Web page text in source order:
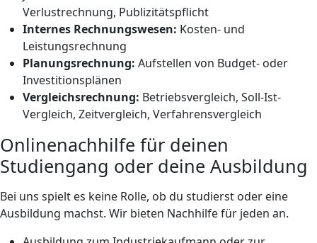
Verlustrechnung, Publizitätspflicht
Internes Rechnungswesen: Kosten- und
Leistungsrechnung
Planungsrechnung: Aufstellen von Budget- oder
Investitionsplänen
Vergleichsrechnung: Betriebsvergleich, Soll-Ist-
Vergleich, Zeitvergleich, Verfahrensvergleich
Onlinenachhilfe für deinen
Studiengang oder deine Ausbildung
Bei uns spielt es keine Rolle, ob du studierst oder eine
Ausbildung machst. Wir bieten Nachhilfe für jeden an.